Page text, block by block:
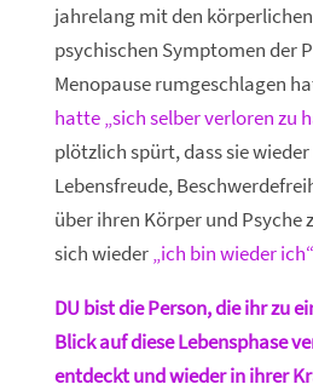
jahrelang mit den
psychischen Symptomen der
Menopause rumgeschlagen
hatte „sich selber verloren zu
plötzlich spürt, dass sie
Lebensfreude,
über ihren Körper und Psyche
sich wieder„ich bin wieder ich“
DU bist die Person, die ihr zu
Blick auf diese Lebensphase
entdeckt und wieder in ihrer